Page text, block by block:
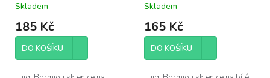
t
ů
(10290)
Skladem
185 Kč
DO KOŠÍKU
(10289)
Skladem
165 Kč
DO KOŠÍKU